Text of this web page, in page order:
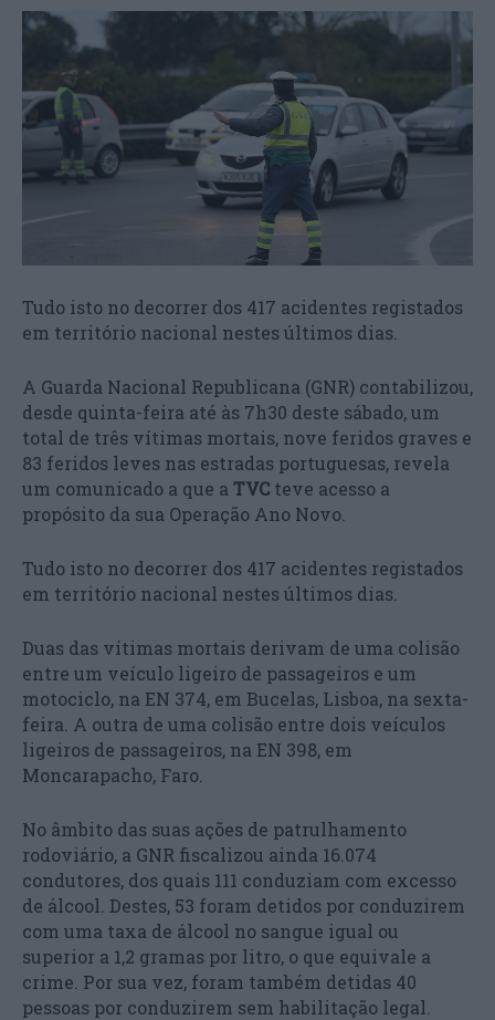
Tudo isto no decorrer dos 417 acidentes registados
em território nacional nestes últimos dias.
A Guarda Nacional Republicana (GNR) contabilizou,
desde quinta-feira até às 7h30 deste sábado, um
total de três vítimas mortais, nove feridos graves e
83 feridos leves nas estradas portuguesas, revela
um comunicado a que a TVC teve acesso a
propósito da sua Operação Ano Novo.
Tudo isto no decorrer dos 417 acidentes registados
em território nacional nestes últimos dias.
Duas das vítimas mortais derivam de uma colisão
entre um veículo ligeiro de passageiros e um
motociclo, na EN 374, em Bucelas, Lisboa, na sexta-
feira. A outra de uma colisão entre dois veículos
ligeiros de passageiros, na EN 398, em
Moncarapacho, Faro.
No âmbito das suas ações de patrulhamento
rodoviário, a GNR fiscalizou ainda 16.074
condutores, dos quais 111 conduziam com excesso
de álcool. Destes, 53 foram detidos por conduzirem
com uma taxa de álcool no sangue igual ou
superior a 1,2 gramas por litro, o que equivale a
crime. Por sua vez, foram também detidas 40
pessoas por conduzirem sem habilitação legal.